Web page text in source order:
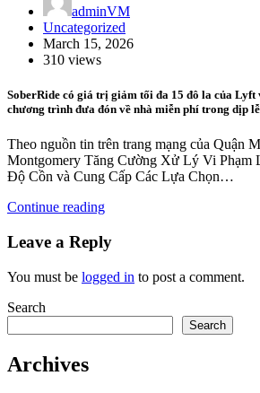
adminVM
Uncategorized
March 15, 2026
310 views
SoberRide có giá trị giảm tối đa 15 đô la của Lyft
chương trình đưa đón về nhà miễn phí trong dịp
Theo nguồn tin trên trang mạng của Quận
Montgomery Tăng Cường Xử Lý Vi Phạm
Độ Cồn và Cung Cấp Các Lựa Chọn…
Continue reading
Leave a Reply
You must be logged in to post a comment.
Search
Search
Archives